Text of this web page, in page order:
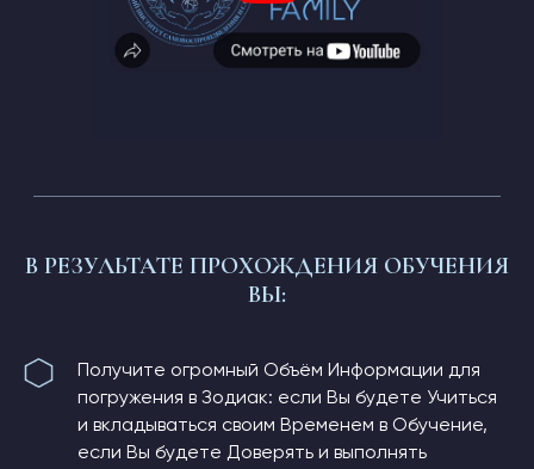
В РЕЗУЛЬТАТЕ ПРОХОЖДЕНИЯ ОБУЧЕНИЯ
ВЫ:
Получите огромный Объём Информации для
погружения в Зодиак: если Вы будете Учиться
и вкладываться своим Временем в Обучение,
если Вы будете Доверять и выполнять